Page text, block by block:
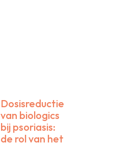
Dosisreductie
van biologics
bij psoriasis:
de rol van het